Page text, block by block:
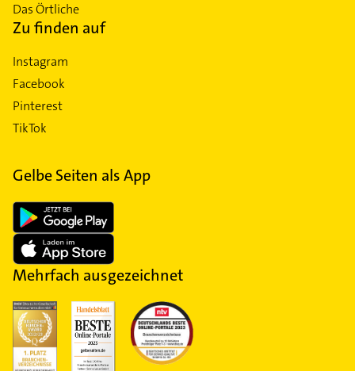
Das Örtliche
Zu finden auf
Instagram
Facebook
Pinterest
TikTok
Gelbe Seiten als App
Mehrfach ausgezeichnet